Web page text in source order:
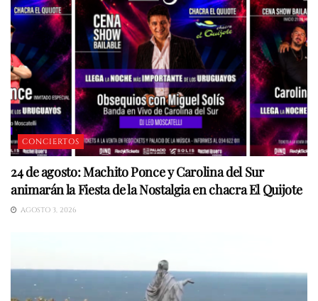
CONCIERTOS
24 de agosto: Machito Ponce y Carolina del Sur
animarán la Fiesta de la Nostalgia en chacra El Quijote
AGOSTO 3, 2026